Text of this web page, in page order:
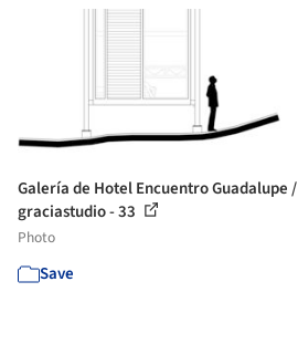
Galería de Hotel Encuentro Guadalupe /
graciastudio - 33
Photo
Save